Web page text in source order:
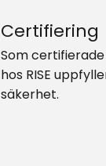
Certifiering
Som
hos RISE
säkerhet.